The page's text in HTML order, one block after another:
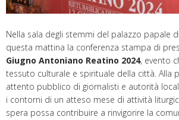
Nella sala degli stemmi del palazzo papale
questa mattina la conferenza stampa di
Giugno Antoniano Reatino 2024, evento
tessuto culturale e spirituale della città. Alla
attento pubblico di giornalisti e autorità
i contorni di un atteso mese di attività
spera possa contribuire a rinvigorire la